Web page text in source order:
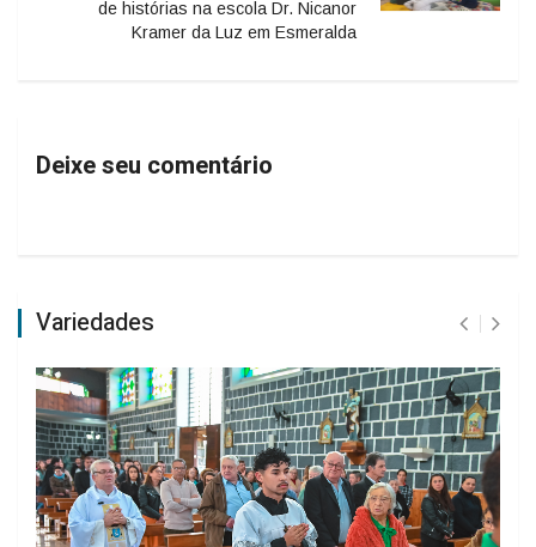
de histórias na escola Dr. Nicanor
Kramer da Luz em Esmeralda
Deixe seu comentário
Variedades